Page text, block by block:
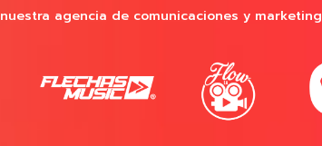
agencia de comunicaciones y marketing